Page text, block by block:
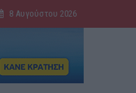
8 Αυγούστου 2026